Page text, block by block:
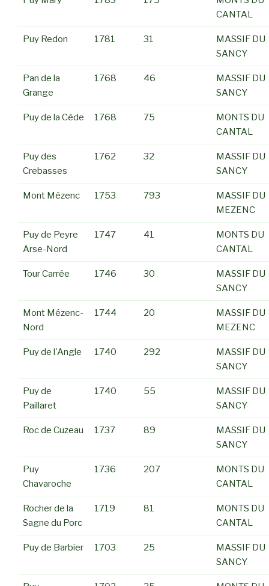
CANTAL
Puy Redon 1781 31
MASSIF DU
SANCY
Pan de la
Grange
1768 46
MASSIF DU
SANCY
Puy de la Cède 1768 75
MONTS DU
CANTAL
Puy des
Crebasses
1762 32
MASSIF DU
SANCY
Mont Mézenc 1753 793
MASSIF DU
MEZENC
Puy de Peyre
Arse-Nord
1747 41
MONTS DU
CANTAL
Tour Carrée 1746 30
MASSIF DU
SANCY
Mont Mézenc-
Nord
1744 20
MASSIF DU
MEZENC
Puy de l'Angle 1740 292
MASSIF DU
SANCY
Puy de
Paillaret
1740 55
MASSIF DU
SANCY
Roc de Cuzeau 1737 89
MASSIF DU
SANCY
Puy
Chavaroche
1736 207
MONTS DU
CANTAL
Rocher de la
Sagne du Porc
1719 81
MONTS DU
CANTAL
Puy de Barbier 1703 25
MASSIF DU
SANCY